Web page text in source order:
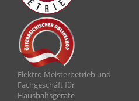
Elektro Meisterbetrieb und
Fachgeschäft für
Haushaltsgeräte